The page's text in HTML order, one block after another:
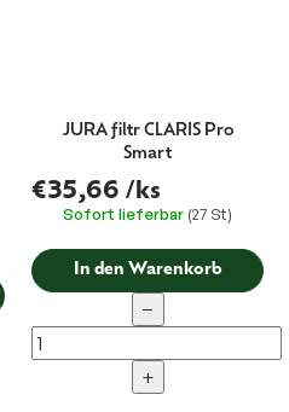
JURA filtr CLARIS Pro
Smart
€35,66 /ks
Sofort lieferbar (27 St)
In den Warenkorb
−
+